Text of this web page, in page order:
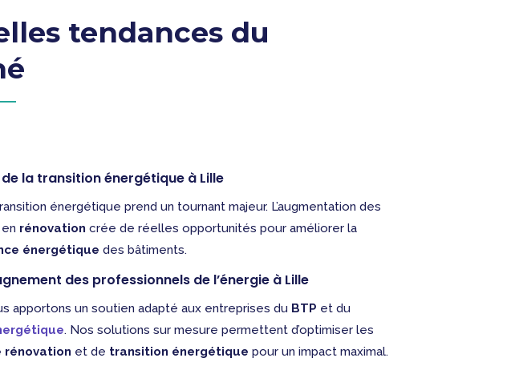
tendances du
la transition énergétique à Lille
énergétique prend un tournant majeur. L’augmentation des
rénovation crée de réelles opportunités pour améliorer la
énergétique des bâtiments.
des professionnels de l’énergie à Lille
apportons un soutien adapté aux entreprises du BTP et du
. Nos solutions sur mesure permettent d’optimiser les
rénovation et de transition énergétique pour un impact maximal.